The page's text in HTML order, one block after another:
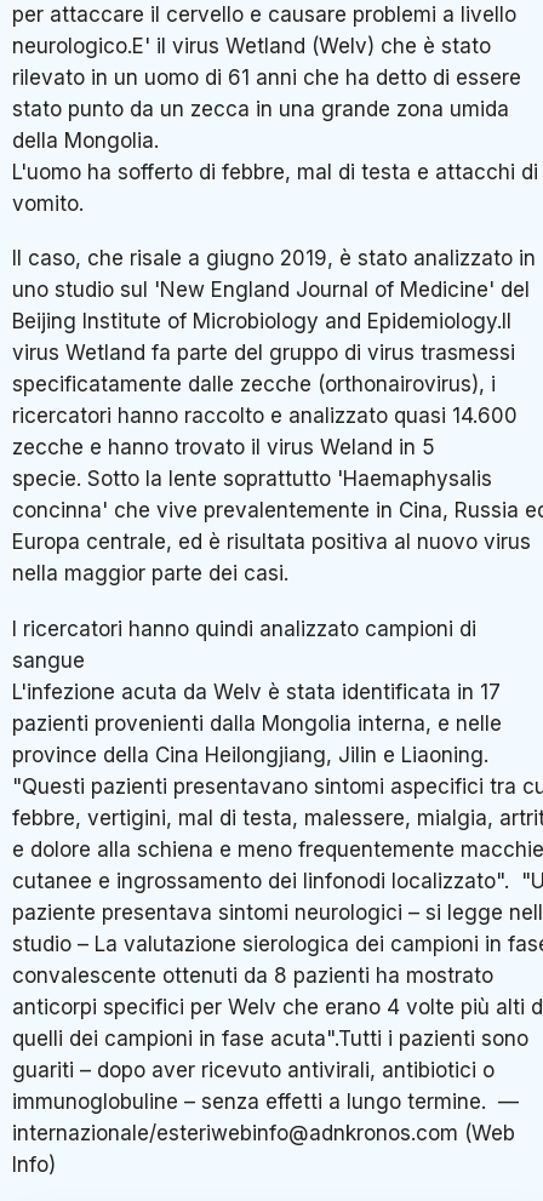
per attaccare il cervello e causare problemi a livello
neurologico.E' il virus Wetland (Welv) che è stato
rilevato in un uomo di 61 anni che ha detto di essere
stato punto da un zecca in una grande zona umida
della Mongolia.
L'uomo ha sofferto di febbre, mal di testa e attacchi di
vomito.
Il caso, che risale a giugno 2019, è stato analizzato in
uno studio sul 'New England Journal of Medicine' del
Beijing Institute of Microbiology and Epidemiology.Il
virus Wetland fa parte del gruppo di virus trasmessi
specificatamente dalle zecche (orthonairovirus), i
ricercatori hanno raccolto e analizzato quasi 14.600
zecche e hanno trovato il virus Weland in 5
specie. Sotto la lente soprattutto 'Haemaphysalis
concinna' che vive prevalentemente in Cina, Russia
Europa centrale, ed è risultata positiva al nuovo virus
nella maggior parte dei casi.
I ricercatori hanno quindi analizzato campioni di
sangue
L'infezione acuta da Welv è stata identificata in 17
pazienti provenienti dalla Mongolia interna, e nelle
province della Cina Heilongjiang, Jilin e Liaoning.
"Questi pazienti presentavano sintomi aspecifici tra
febbre, vertigini, mal di testa, malessere, mialgia,
e dolore alla schiena e meno frequentemente macchie
cutanee e ingrossamento dei linfonodi localizzato".
paziente presentava sintomi neurologici – si legge
studio – La valutazione sierologica dei campioni in
convalescente ottenuti da 8 pazienti ha mostrato
anticorpi specifici per Welv che erano 4 volte più alti
quelli dei campioni in fase acuta".Tutti i pazienti sono
guariti – dopo aver ricevuto antivirali, antibiotici o
immunoglobuline – senza effetti a lungo termine. —
internazionale/esteriwebinfo@adnkronos.com (Web
Info)